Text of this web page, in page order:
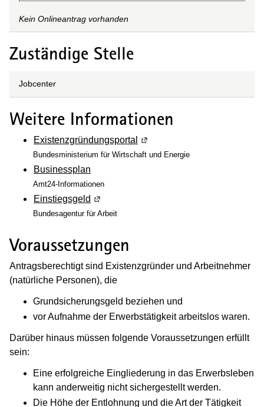
Kein Onlineantrag vorhanden
Zuständige Stelle
Jobcenter
Weitere Informationen
Existenzgründungsportal (Wird in einem neuen
Bundesministerium für Wirtschaft und Energie
Businessplan
Amt24-Informationen
Einstiegsgeld (Wird in einem neuen Fenster geöffnet)
Bundesagentur für Arbeit
Voraussetzungen
Antragsberechtigt sind Existenzgründer und Arbeitnehmer
(natürliche Personen), die
Grundsicherungsgeld beziehen und
vor Aufnahme der Erwerbstätigkeit arbeitslos waren.
Darüber hinaus müssen folgende Voraussetzungen erfüllt
sein:
Eine erfolgreiche Eingliederung in das Erwerbsleben
kann anderweitig nicht sichergestellt werden.
Die Höhe der Entlohnung und die Art der Tätigkeit